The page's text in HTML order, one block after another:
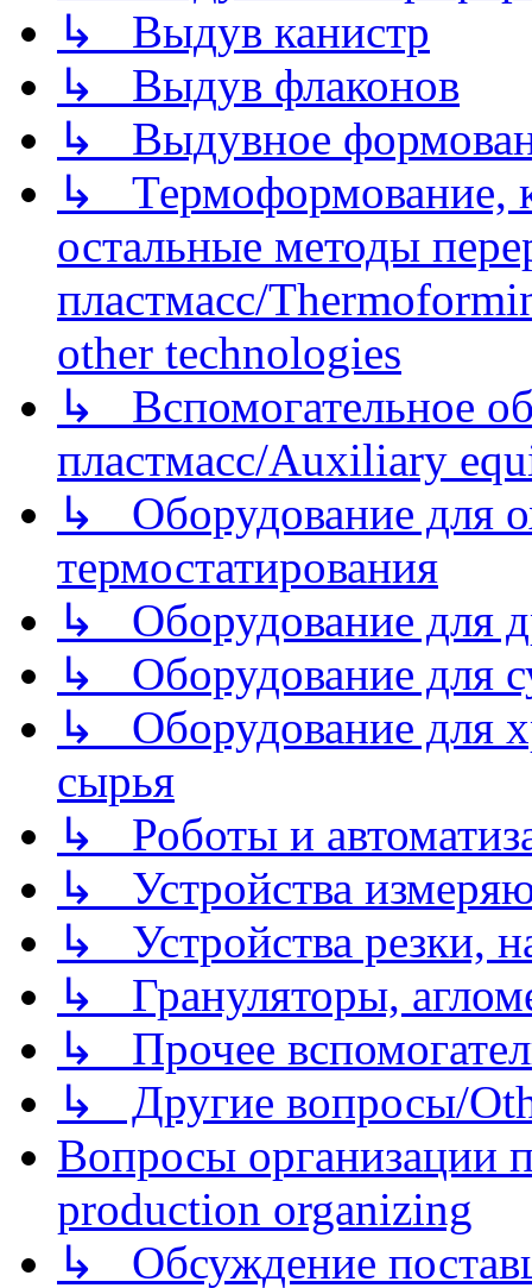
↳ Выдув канистр
↳ Выдув флаконов
↳ Выдувное
↳ Термоформование,
остальные методы
пластмасс/
other technologies
↳ Вспомогательное
пластмасс/Auxiliary
↳ Оборудование для
термостатирования
↳ Оборудование для
↳ Оборудование для
↳ Оборудование для
сырья
↳ Роботы и
↳ Устройства
↳ Устройства резки,
↳ Грануляторы,
↳ Прочее
↳ Другие вопросы/
Вопросы организации
production organizing
↳ Обсуждение